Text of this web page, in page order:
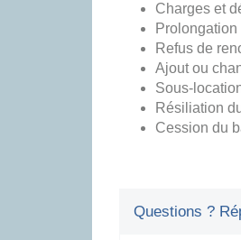
Charges et
Prolongation
Refus de
Ajout ou
Sous-
Résiliation
Cession du
Questions ?